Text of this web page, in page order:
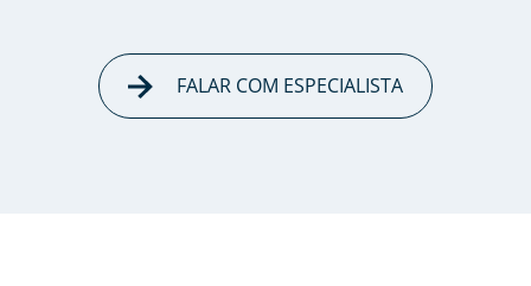
FALAR COM ESPECIALISTA